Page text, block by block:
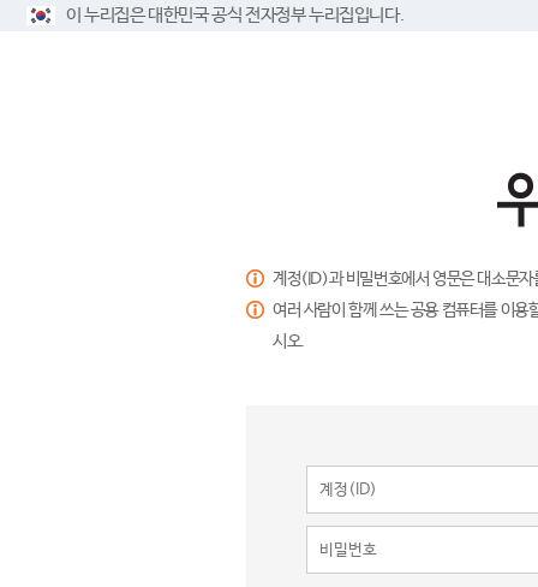
이 누리집은 대한민국 공식 전자정부 누리집입니다.
계정(ID)과 비밀번호에서 영문은 대소문
여러 사람이 함께 쓰는 공용 컴퓨터를 이
시오.